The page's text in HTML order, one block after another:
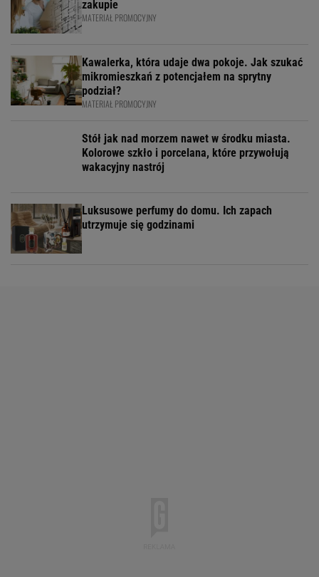
zakupie
MATERIAŁ PROMOCYJNY
Kawalerka, która udaje dwa pokoje. Jak szukać
mikromieszkań z potencjałem na sprytny
podział?
MATERIAŁ PROMOCYJNY
Stół jak nad morzem nawet w środku miasta.
Kolorowe szkło i porcelana, które przywołują
wakacyjny nastrój
Luksusowe perfumy do domu. Ich zapach
utrzymuje się godzinami